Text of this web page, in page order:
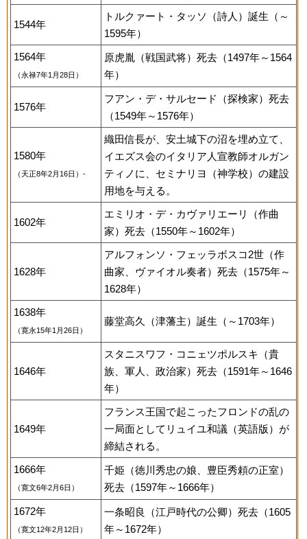
1544年
トルクァート・タッソ（詩人）誕生（～
1595年）
1564年
（永禄7年1月28日）
原虎胤（戦国武将）死去（1497年～1564
年）
1576年
フアン・デ・サルセード（探検家）死去
（1549年～1576年）
1580年
（天正8年2月16日）-
織田信長が、安土城下の沼を埋め立て、
イエズス会のイタリア人宣教師オルガン
ティノに、セミナリヨ（神学校）の建設
用地を与える。
1602年
エミリオ・デ・カヴァリエーリ（作曲
家）死去（1550年～1602年）
1628年
アルフォンソ・フェッラボスコ2世（作
曲家、ヴァイオル奏者）死去（1575年～
1628年）
1638年
（寛永15年1月26日）
藤堂高久（津藩主）誕生（～1703年）
1646年
スタニスワフ・コニェツポルスキ（貴
族、軍人、政治家）死去（1591年～1646
年）
1649年
フランス王国で起こったフロンドの乱の
一局面としてリュイユ和議（英語版）が
締結される。
1666年
（寛文6年2月6日）
千姫（徳川秀忠の娘、豊臣秀頼の正室）
死去（1597年～1666年）
1672年
（寛文12年2月12日）
一条昭良（江戸時代の公卿）死去（1605
年～1672年）